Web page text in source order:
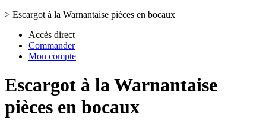
> Escargot à la Warnantaise pièces en bocaux
Accès direct
Commander
Mon compte
Escargot à la Warnantaise
pièces en bocaux